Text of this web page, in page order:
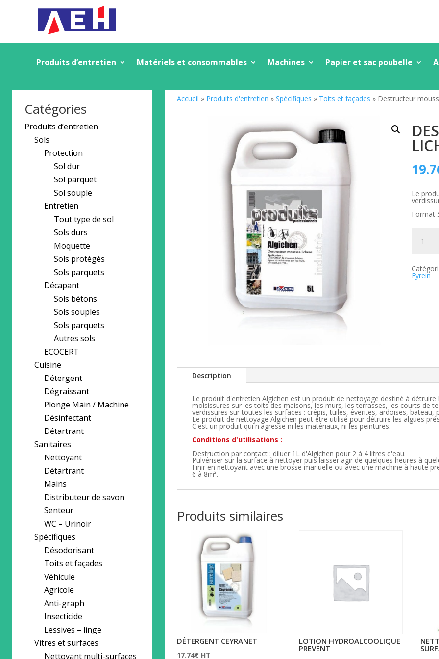
Produits d’entretien Matériels et consommables Machines Papier et sac poubelle
Catégories
Produits d’entretien
Sols
Protection
Sol dur
Sol parquet
Sol souple
Entretien
Tout type de sol
Sols durs
Moquette
Sols protégés
Sols parquets
Décapant
Sols bétons
Sols souples
Sols parquets
Autres sols
ECOCERT
Cuisine
Détergent
Dégraissant
Plonge Main / Machine
Désinfectant
Détartrant
Sanitaires
Nettoyant
Détartrant
Mains
Distributeur de savon
Senteur
WC – Urinoir
Spécifiques
Désodorisant
Toits et façades
Véhicule
Agricole
Anti-graph
Insecticide
Lessives – linge
Vitres et surfaces
Nettoyant multi-surfaces
Accueil » Produits d'entretien » Spécifiques » Toits et façades » Destructeur
Le
Format
lichens
-
Algichen
Eyrein
Description
Le produit d'entretien Algichen est un produit de nettoyage destiné à
moisissures sur les toits des maisons, les murs, les terrasses, les courts de
verdissures sur toutes les surfaces : crépis, tuiles, éverites, ardoises, bateau,
Le produit de nettoyage Algichen peut être utilisé pour détruire les algues
C'est un produit qui n'agresse ni les matériaux, ni les peintures.
Conditions d'utilisations :
Destruction par contact : diluer 1L d'Algichen pour 2 à 4 litres d'eau.
Pulvériser sur la surface à nettoyer puis laisser agir de quelques heures à
Finir en nettoyant avec une brosse manuelle ou avec une machine à haute
6 à 8m².
Produits similaires
DÉTERGENT CEYRANET
17.74€ HT
LOTION HYDROALCOOLIQUE
PREVENT